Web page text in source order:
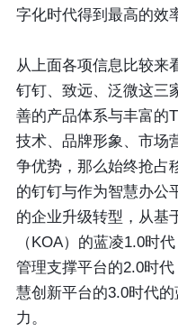
字化时代得到最高的效
从上面各项信息比较来
钉钉、致远、泛微这三
善的产品体系与丰富的
技术、品牌形象、市场
争优势，那么始终抢占
的钉钉与作为智慧办公
的企业升级转型，从基
（KOA）的蓝凌1.0时
管理支撑平台的2.0时
慧创新平台的3.0时代
力。